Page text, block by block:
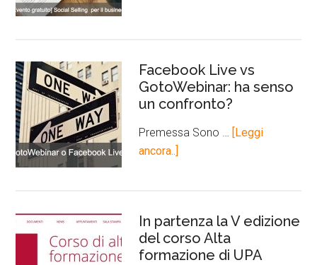
Facebook Live vs
GotoWebinar: ha senso
un confronto?
Premessa Sono …
[Leggi
ancora..]
In partenza la V edizione
del corso Alta
formazione di UPA